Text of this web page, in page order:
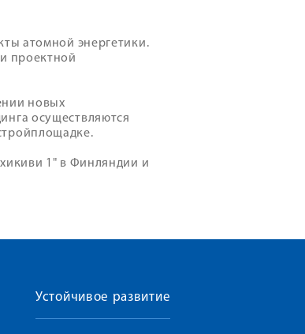
атомной энергетики.
проектной
новых
осуществляются
1" в Финляндии и
Устойчивое развитие